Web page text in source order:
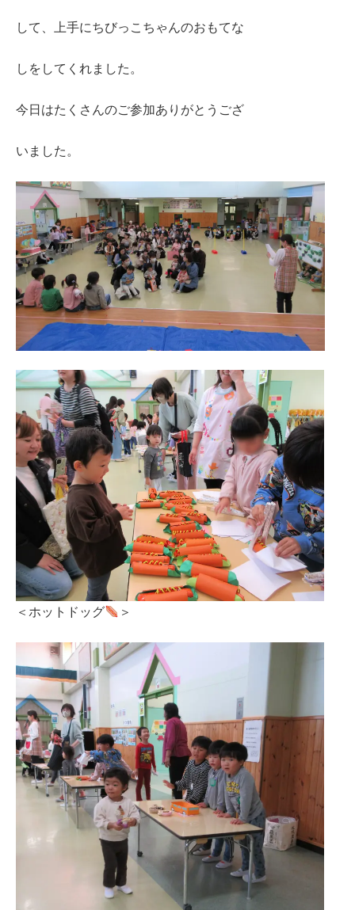
して、上手にちびっこちゃんのおもてな
しをしてくれました。
今日はたくさんのご参加ありがとうござ
いました。
＜ホットドッグ ＞